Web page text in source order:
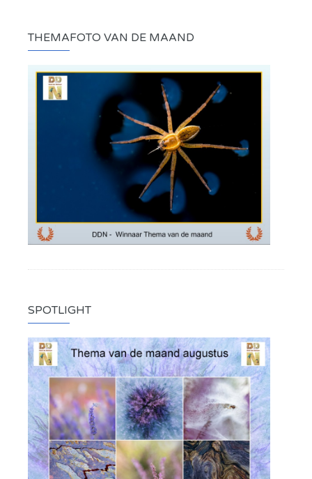
THEMAFOTO VAN DE MAAND
SPOTLIGHT